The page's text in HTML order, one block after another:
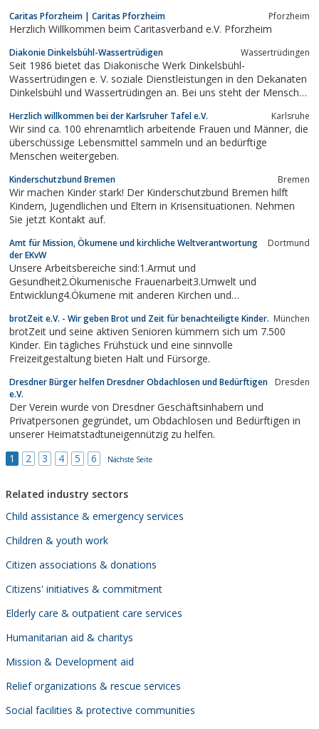
Notlagen.Herzlich Willkommen beim BRK -Kreisverband
Miesbach!
Caritas Pforzheim | Caritas Pforzheim Pforzheim
Herzlich Willkommen beim Caritasverband e.V. Pforzheim
Diakonie Dinkelsbühl-Wassertrüdigen Wassertrüdingen
Seit 1986 bietet das Diakonische Werk Dinkelsbühl-
Wassertrüdingen e. V. soziale Dienstleistungen in den Dekanaten
Dinkelsbühl und Wassertrüdingen an. Bei uns steht der Mensch
Herzlich willkommen bei der Karlsruher Tafel e.V. Karlsruhe
Wir sind ca. 100 ehrenamtlich arbeitende Frauen und Männer, die
überschüssige Lebensmittel sammeln und an bedürftige
Menschen weitergeben.
Kinderschutzbund Bremen Bremen
Wir machen Kinder stark! Der Kinderschutzbund Bremen hilft
Kindern, Jugendlichen und Eltern in Krisensituationen. Nehmen
Sie jetzt Kontakt auf.
Amt für Mission, Ökumene und kirchliche Weltverantwortung
der EKvW
Dortmund
Unsere Arbeitsbereiche sind:1.Armut und
Gesundheit2.Ökumenische Frauenarbeit3.Umwelt und
Entwicklung4.Ökumene mit anderen Kirchen und
Osteuropa
brotZeit e.V. - Wir geben Brot und Zeit für benachteiligte Kinder. München
brotZeit und seine aktiven Senioren kümmern sich um 7.500
Kinder. Ein tägliches Frühstück und eine sinnvolle
Freizeitgestaltung bieten Halt und Fürsorge.
Dresdner Bürger helfen Dresdner Obdachlosen und Bedürftigen
e.V.
Dresden
Der Verein wurde von Dresdner Geschäftsinhabern und
Privatpersonen gegründet, um Obdachlosen und Bedürftigen in
unserer Heimatstadtuneigennützig zu helfen.
1
2 3 4 5 6 Nächste Seite
Related industry sectors
Child assistance & emergency services
Children & youth work
Citizen associations & donations
Citizens' initiatives & commitment
Elderly care & outpatient care services
Humanitarian aid & charitys
Mission & Development aid
Relief organizations & rescue services
Social facilities & protective communities